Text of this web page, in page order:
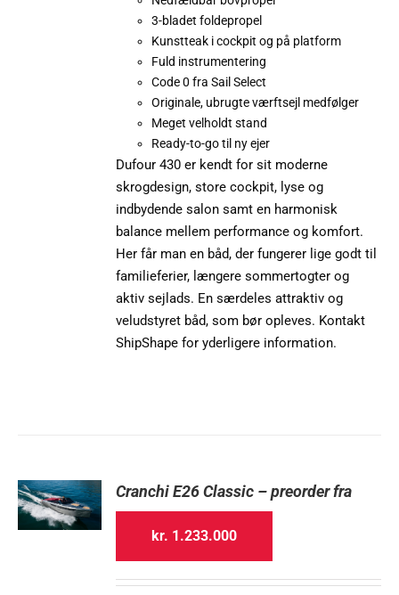
3-bladet foldepropel
Kunstteak i cockpit og på platform
Fuld instrumentering
Code 0 fra Sail Select
Originale, ubrugte værftsejl medfølger
Meget velholdt stand
Ready-to-go til ny ejer
Dufour 430 er kendt for sit moderne
skrogdesign, store cockpit, lyse og
indbydende salon samt en harmonisk
balance mellem performance og komfort.
Her får man en båd, der fungerer lige godt til
familieferier, længere sommertogter og
aktiv sejlads. En særdeles attraktiv og
veludstyret båd, som bør opleves. Kontakt
ShipShape for yderligere information.
Cranchi E26 Classic – preorder fra
kr. 1.233.000